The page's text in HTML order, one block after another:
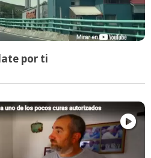
por ti